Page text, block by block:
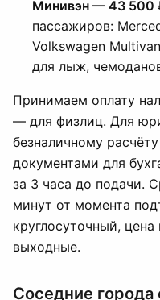
Минивэн — 43 500
пассажиров:
Volkswagen
для лыж,
Принимаем оплату
— для физлиц. Для
безналичному
документами для
за 3 часа до подачи.
минут от момента
круглосуточный,
выходные.
Соседние города